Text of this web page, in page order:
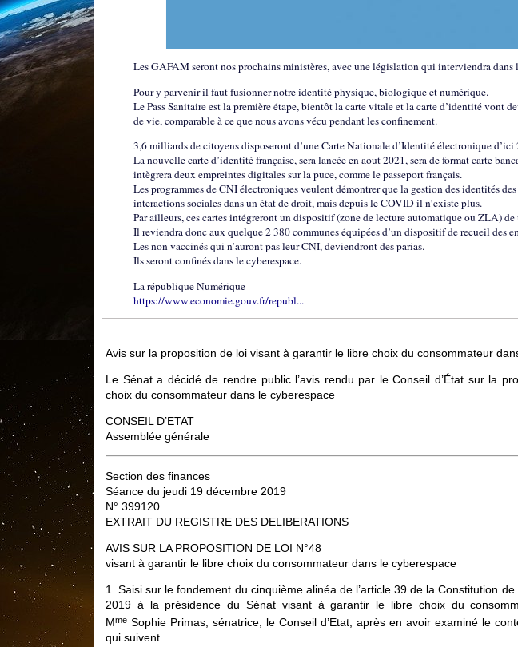
Les GAFAM seront nos prochains ministères, avec une législation qui interviendra
Pour y parvenir il faut fusionner notre identité physique, biologique et numérique.
Le Pass Sanitaire est la première étape, bientôt la carte vitale et la carte d’identité vont
de vie, comparable à ce que nous avons vécu pendant les confinement.
3,6 milliards de citoyens disposeront d’une Carte Nationale d’Identité électronique d’ici
La nouvelle carte d’identité française, sera lancée en aout 2021, sera de format carte
intègrera deux empreintes digitales sur la puce, comme le passeport français.
Les programmes de CNI électroniques veulent démontrer que la gestion des identités
interactions sociales dans un état de droit, mais depuis le COVID il n’existe plus.
Par ailleurs, ces cartes intégreront un dispositif (zone de lecture automatique ou ZLA)
Il reviendra donc aux quelque 2 380 communes équipées d’un dispositif de recueil des
Les non vaccinés qui n’auront pas leur CNI, deviendront des parias.
Ils seront confinés dans le cyberespace.
La république Numérique
https://www.economie.gouv.fr/republ...
Avis sur la proposition de loi visant à garantir le libre choix du consommateur
Le Sénat a décidé de rendre public l’avis rendu par le Conseil d’État sur la
choix du consommateur dans le cyberespace
CONSEIL D’ETAT
Assemblée générale
Section des finances
Séance du jeudi 19 décembre 2019
N° 399120
EXTRAIT DU REGISTRE DES DELIBERATIONS
AVIS SUR LA PROPOSITION DE LOI N°48
visant à garantir le libre choix du consommateur dans le cyberespace
1. Saisi sur le fondement du cinquième alinéa de l’article 39 de la Constitution
2019 à la présidence du Sénat visant à garantir le libre choix du
Mme Sophie Primas, sénatrice, le Conseil d’Etat, après en avoir examiné le
qui suivent.